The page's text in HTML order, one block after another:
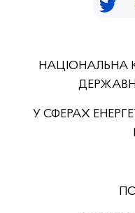
НАЦІОНАЛЬНА
У СФЕРАХ